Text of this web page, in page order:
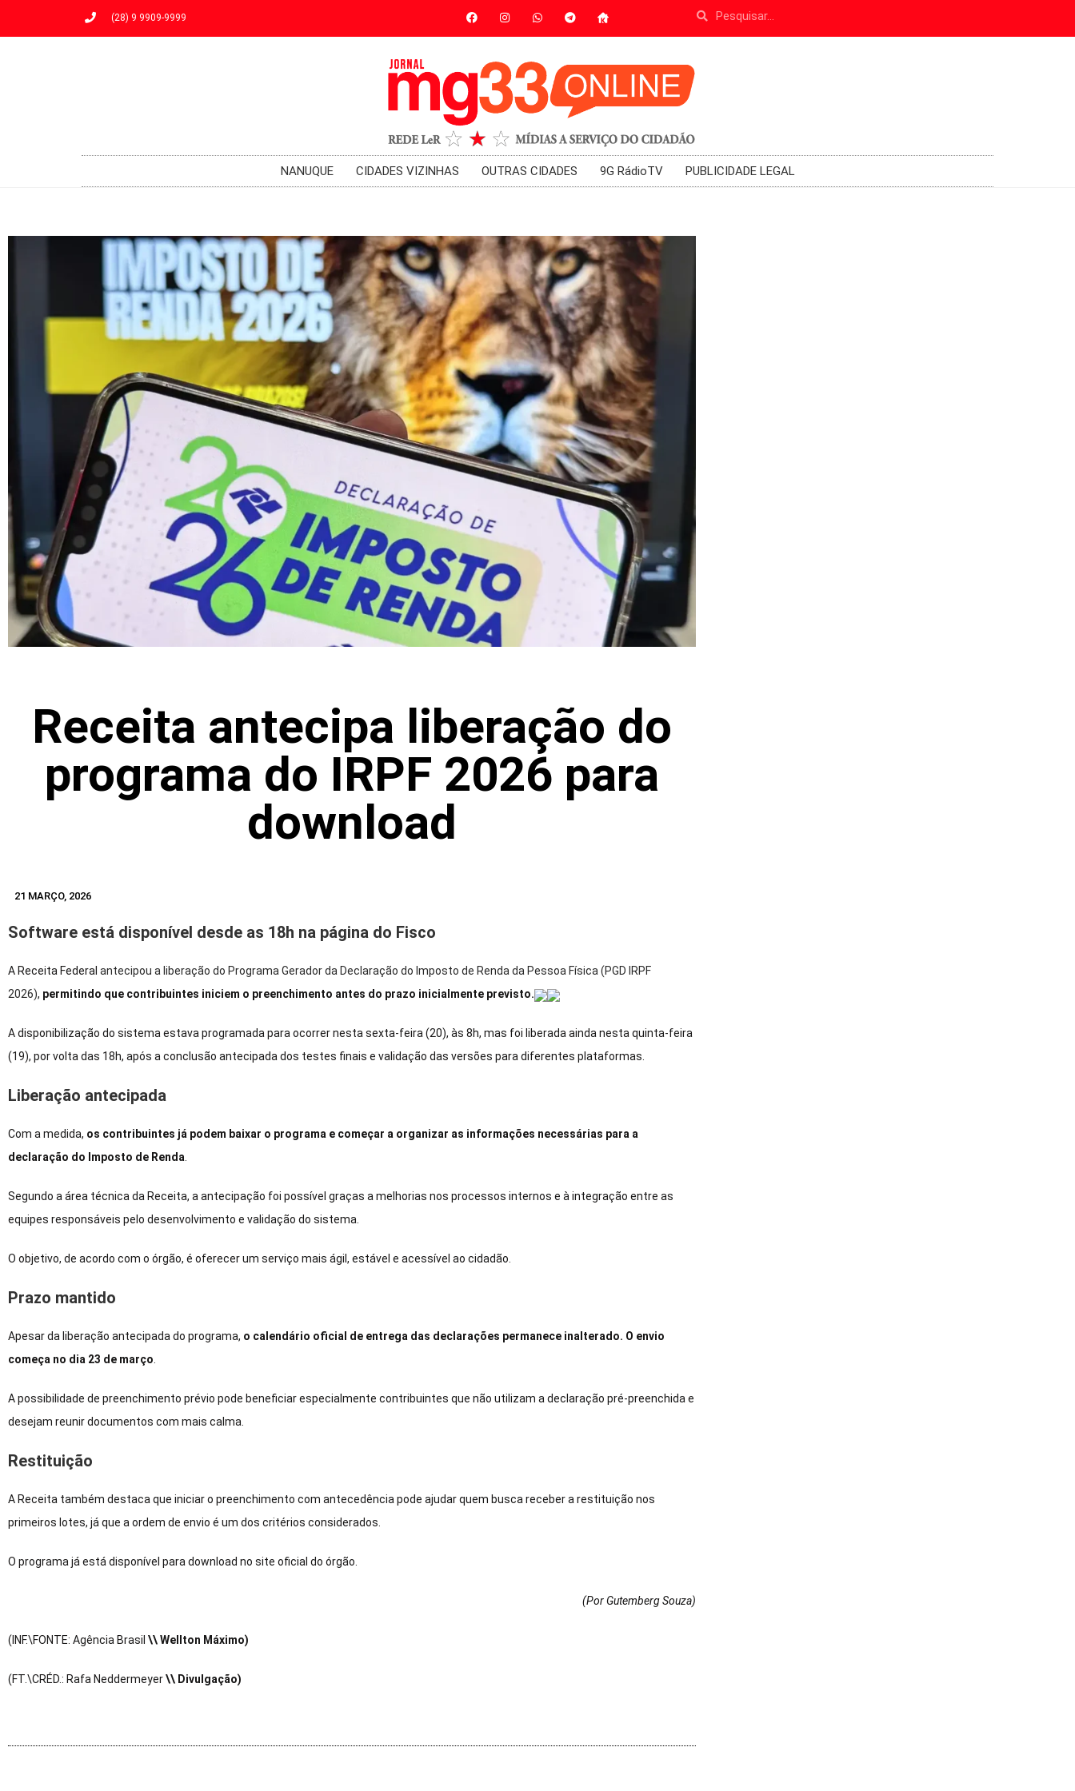
(28) 9 9909-9999
NANUQUE CIDADES VIZINHAS OUTRAS CIDADES 9G RádioTV PUBLICIDADE LEGAL
Receita antecipa liberação do
programa do IRPF 2026 para
download
21 MARÇO, 2026
Software está disponível desde as 18h na página do Fisco
A Receita Federal antecipou a liberação do Programa Gerador da Declaração do Imposto de Renda da Pessoa Física (PGD IRPF
2026), permitindo que contribuintes iniciem o preenchimento antes do prazo inicialmente previsto.
A disponibilização do sistema estava programada para ocorrer nesta sexta-feira (20), às 8h, mas foi liberada ainda nesta quinta-feira
(19), por volta das 18h, após a conclusão antecipada dos testes finais e validação das versões para diferentes plataformas.
Liberação antecipada
Com a medida, os contribuintes já podem baixar o programa e começar a organizar as informações necessárias para a
declaração do Imposto de Renda.
Segundo a área técnica da Receita, a antecipação foi possível graças a melhorias nos processos internos e à integração entre as
equipes responsáveis pelo desenvolvimento e validação do sistema.
O objetivo, de acordo com o órgão, é oferecer um serviço mais ágil, estável e acessível ao cidadão.
Prazo mantido
Apesar da liberação antecipada do programa, o calendário oficial de entrega das declarações permanece inalterado. O envio
começa no dia 23 de março.
A possibilidade de preenchimento prévio pode beneficiar especialmente contribuintes que não utilizam a declaração pré-preenchida e
desejam reunir documentos com mais calma.
Restituição
A Receita também destaca que iniciar o preenchimento com antecedência pode ajudar quem busca receber a restituição nos
primeiros lotes, já que a ordem de envio é um dos critérios considerados.
O programa já está disponível para download no site oficial do órgão.
(Por Gutemberg Souza)
(INF.\FONTE: Agência Brasil \\ Wellton Máximo)
(FT.\CRÉD.: Rafa Neddermeyer\\ Divulgação)